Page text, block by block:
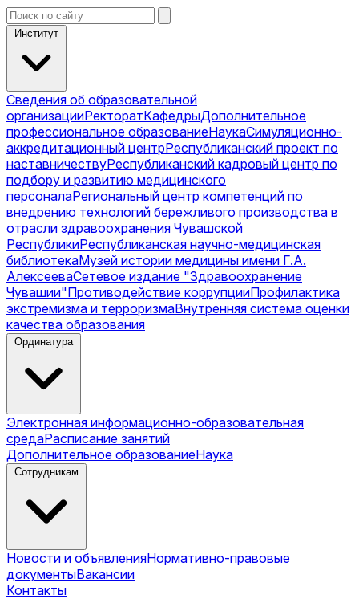
Институт
Сведения об образовательной
организацииРекторатКафедрыДополнительное
профессиональное образованиеНаукаСимуляционно-
аккредитационный центрРеспубликанский проект по
наставничествуРеспубликанский кадровый центр по
подбору и развитию медицинского
персоналаРегиональный центр компетенций по
внедрению технологий бережливого производства в
отрасли здравоохранения Чувашской
РеспубликиРеспубликанская научно-медицинская
библиотекаМузей истории медицины имени Г.А.
АлексееваСетевое издание "Здравоохранение
Чувашии"Противодействие коррупцииПрофилактика
экстремизма и терроризмаВнутренняя система оценки
качества образования
Ординатура
Электронная информационно-образовательная
средаРасписание занятий
Дополнительное образованиеНаука
Сотрудникам
Новости и объявленияНормативно-правовые
документыВакансии
Контакты